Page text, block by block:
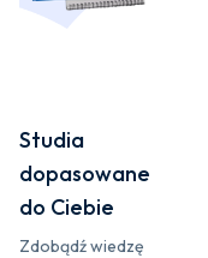
Studia
dopasowane
do Ciebie
Zdobądź wiedzę